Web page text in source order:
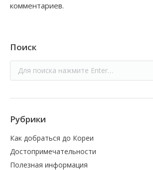
комментариев.
Поиск
Рубрики
Как добраться до Кореи
Достопримечательности
Полезная информация